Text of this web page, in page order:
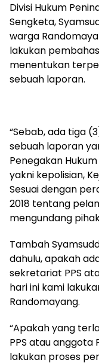
Divisi Hukum
Sengketa,
warga
lakukan
menentukan
sebuah laporan.
“Sebab, ada tiga
sebuah laporan
Penegakan
yakni kepolisian,
Sesuai dengan
2018 tentang
mengundang
Tambah
dahulu, apakah
sekretariat PPS
hari ini kami
Randomayang.
“Apakah yang
PPS atau anggota
lakukan proses